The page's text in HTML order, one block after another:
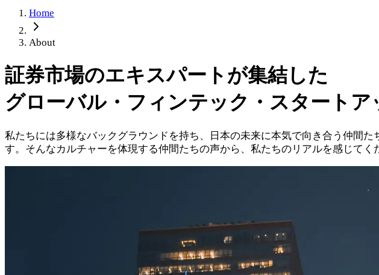
Home
About
証券市場のエキスパートが集結した
グローバル・フィンテック・スタートア
私たちには多様なバックグラウンドを持ち、日本の未来に本気で向き合う仲間
す。そんなカルチャーを体現する仲間たちの声から、私たちのリアルを感じてく